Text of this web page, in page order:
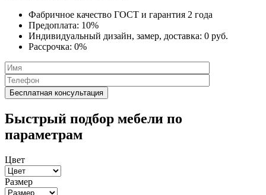
Фабричное качество ГОСТ и гарантия 2 года
Предоплата: 10%
Индивидуальный дизайн, замер, доставка: 0 руб.
Рассрочка: 0%
Быстрый подбор мебели по
параметрам
Цвет
Размер